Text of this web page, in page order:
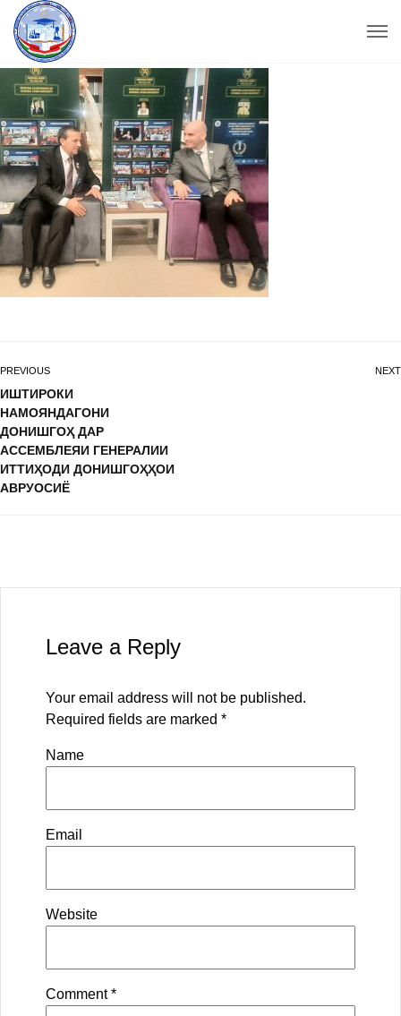
PREVIOUS
ИШТИРОКИ
НАМОЯНДАГОНИ
ДОНИШГОҲ ДАР
АССЕМБЛЕЯИ ГЕНЕРАЛИИ
ИТТИҲОДИ ДОНИШГОҲҲОИ
АВРУОСИЁ
NEXT
Leave a Reply
Your email address will not be published.
Required fields are marked *
Name
Email
Website
Comment*